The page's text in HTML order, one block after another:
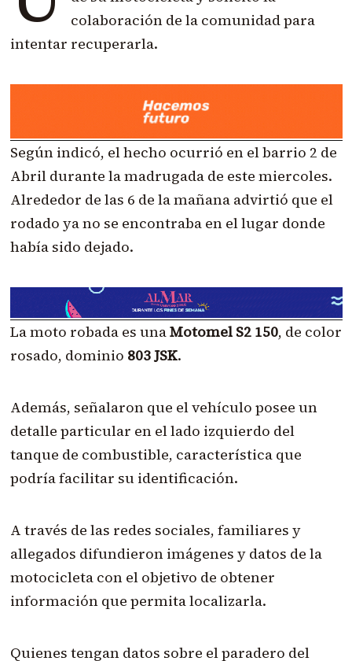
colaboración de la comunidad para
intentar recuperarla.
Según indicó, el hecho ocurrió en el barrio 2 de
Abril durante la madrugada de este miercoles.
Alrededor de las 6 de la mañana advirtió que el
rodado ya no se encontraba en el lugar donde
había sido dejado.
La moto robada es unaMotomel S2 150, de color
rosado, dominio 803 JSK.
Además, señalaron que el vehículo posee un
detalle particular en el lado izquierdo del
tanque de combustible, característica que
podría facilitar su identificación.
A través de las redes sociales, familiares y
allegados difundieron imágenes y datos de la
motocicleta con el objetivo de obtener
información que permita localizarla.
Quienes tengan datos sobre el paradero del